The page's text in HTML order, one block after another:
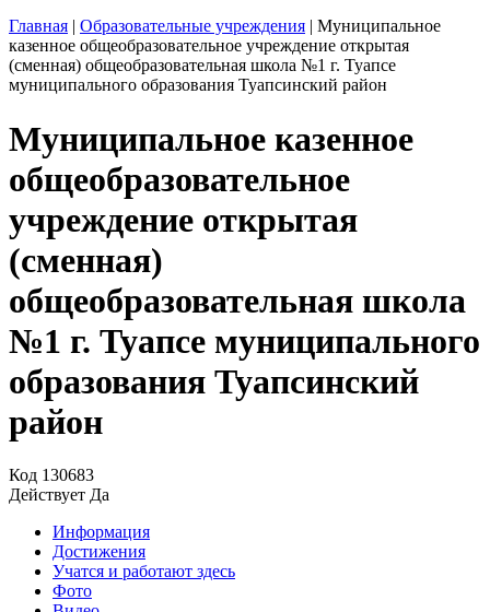
Главная | Образовательные учреждения | Муниципальное
казенное общеобразовательное учреждение открытая
(сменная) общеобразовательная школа №1 г. Туапсе
муниципального образования Туапсинский район
Муниципальное казенное
общеобразовательное
учреждение открытая
(сменная)
общеобразовательная школа
№1 г. Туапсе муниципального
образования Туапсинский
район
Код 130683
Действует Да
Информация
Достижения
Учатся и работают здесь
Фото